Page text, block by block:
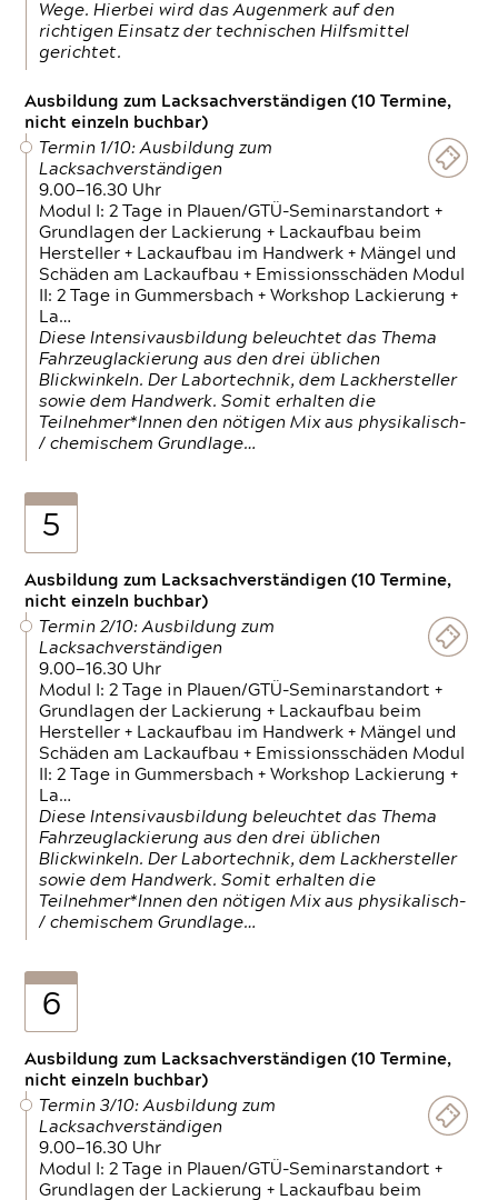
Wege. Hierbei wird das Augenmerk auf den
richtigen Einsatz der technischen Hilfsmittel
gerichtet.
Ausbildung zum Lacksachverständigen (10 Termine,
nicht einzeln buchbar)
Termin 1/10: Ausbildung zum
Lacksachverständigen
9.00—16.30 Uhr
Modul I: 2 Tage in Plauen/GTÜ-Seminarstandort +
Grundlagen der Lackierung + Lackaufbau beim
Hersteller + Lackaufbau im Handwerk + Mängel und
Schäden am Lackaufbau + Emissionsschäden Modul
II: 2 Tage in Gummersbach + Workshop Lackierung +
La…
Diese Intensivausbildung beleuchtet das Thema
Fahrzeuglackierung aus den drei üblichen
Blickwinkeln. Der Labortechnik, dem Lackhersteller
sowie dem Handwerk. Somit erhalten die
Teilnehmer*Innen den nötigen Mix aus physikalisch-
/ chemischem Grundlage…
5
Ausbildung zum Lacksachverständigen (10 Termine,
nicht einzeln buchbar)
Termin 2/10: Ausbildung zum
Lacksachverständigen
9.00—16.30 Uhr
Modul I: 2 Tage in Plauen/GTÜ-Seminarstandort +
Grundlagen der Lackierung + Lackaufbau beim
Hersteller + Lackaufbau im Handwerk + Mängel und
Schäden am Lackaufbau + Emissionsschäden Modul
II: 2 Tage in Gummersbach + Workshop Lackierung +
La…
Diese Intensivausbildung beleuchtet das Thema
Fahrzeuglackierung aus den drei üblichen
Blickwinkeln. Der Labortechnik, dem Lackhersteller
sowie dem Handwerk. Somit erhalten die
Teilnehmer*Innen den nötigen Mix aus physikalisch-
/ chemischem Grundlage…
6
Ausbildung zum Lacksachverständigen (10 Termine,
nicht einzeln buchbar)
Termin 3/10: Ausbildung zum
Lacksachverständigen
9.00—16.30 Uhr
Modul I: 2 Tage in Plauen/GTÜ-Seminarstandort +
Grundlagen der Lackierung + Lackaufbau beim